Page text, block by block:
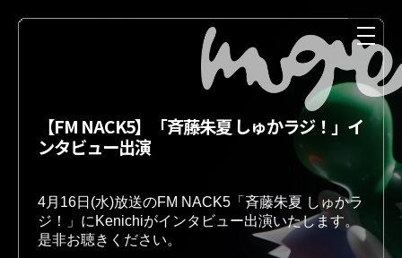
【FM NACK5】「斉藤朱夏 しゅかラジ！」イ
ンタビュー出演
4月16日(水)放送のFM NACK5「斉藤朱夏 しゅかラ
ジ！」にKenichiがインタビュー出演いたします。
是非お聴きください。